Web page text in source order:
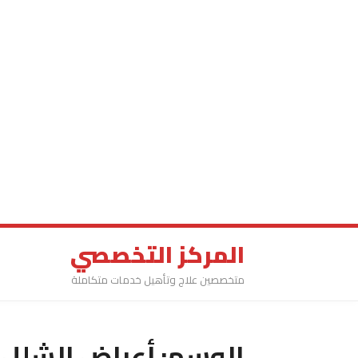
المركز التخصصي
متخصصين علاج وتأهيل خدمات متكاملة